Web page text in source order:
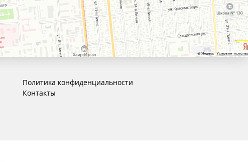
Политика конфиденциальности
Контакты